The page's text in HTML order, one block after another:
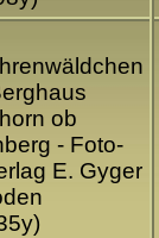
ob
- Foto-
E. Gyger